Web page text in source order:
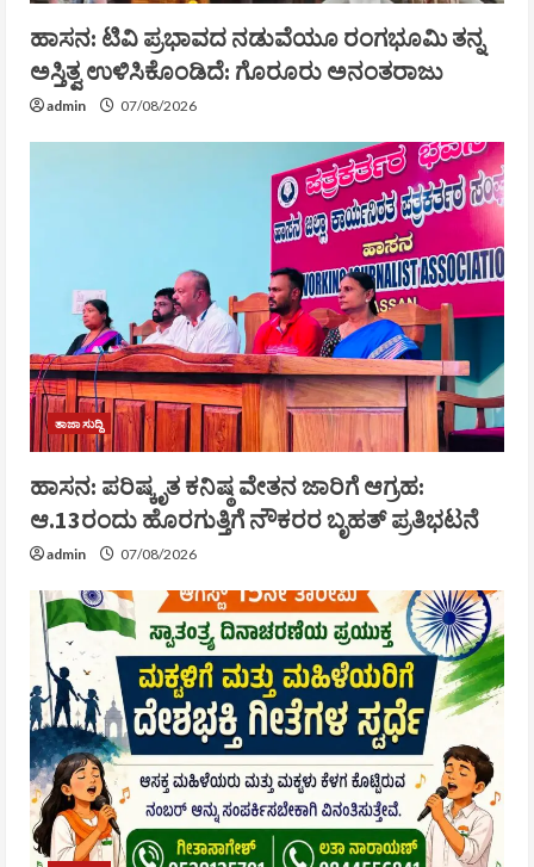
ಹಾಸನ: ಟಿವಿ ಪ್ರಭಾವದ ನಡುವೆಯೂ ರಂಗಭೂಮಿ ತನ್ನ
ಅಸ್ತಿತ್ವ ಉಳಿಸಿಕೊಂಡಿದೆ: ಗೊರೂರು ಅನಂತರಾಜು
admin 07/08/2026
ತಾಜಾ ಸುದ್ದಿ
ಹಾಸನ: ಪರಿಷ್ಕೃತ ಕನಿಷ್ಠ ವೇತನ ಜಾರಿಗೆ ಆಗ್ರಹ:
ಆ.13ರಂದು ಹೊರಗುತ್ತಿಗೆ ನೌಕರರ ಬೃಹತ್ ಪ್ರತಿಭಟನೆ
admin 07/08/2026